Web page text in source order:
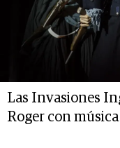
Las Invasiones
Roger con